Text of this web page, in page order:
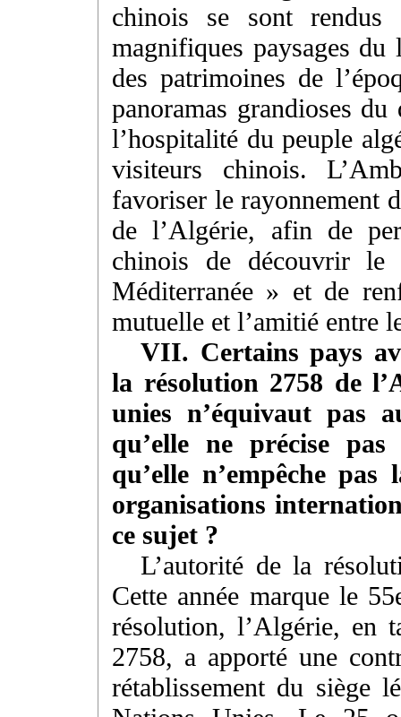
chinois se sont
magnifiques paysages
des patrimoines de
panoramas grandioses
l’hospitalité du peuple
visiteurs chinois.
favoriser le rayonnement
de l’Algérie, afin de
chinois de découvrir
Méditerranée » et de
mutuelle et l’amitié entre
VII. Certains pays
la résolution 2758 de
unies n’équivaut pas
qu’elle ne précise
qu’elle n’empêche
organisations
ce sujet ?
L’autorité de la
Cette année marque le
résolution, l’Algérie, en
2758, a apporté une
rétablissement du siège